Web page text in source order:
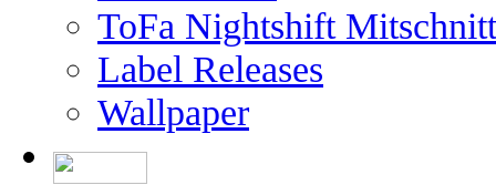
ToFa Nightshift
Label Releases
Wallpaper